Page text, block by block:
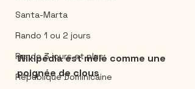
Santa-Marta
Rando 1 ou 2 jours
Rando 3 jours et plus
République Dominicaine
Wikipédia est mêlé comme une
poignée de clous